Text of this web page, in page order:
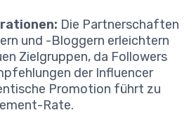
Die Partnerschaften
und -Bloggern erleichtern
Zielgruppen, da Followers
der Influencer
Promotion führt zu
Rate.